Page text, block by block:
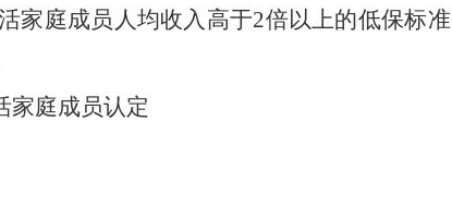
家庭成员人均收入高于2倍以上的低保标
家庭成员认定